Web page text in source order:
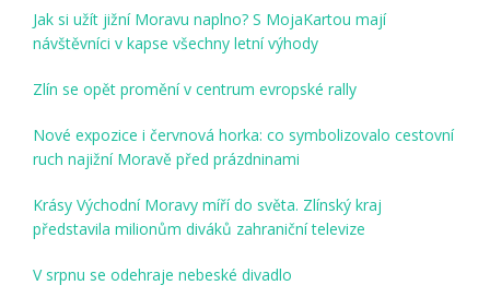
Jak si užít jižní Moravu naplno? S MojaKartou mají
návštěvníci v kapse všechny letní výhody
Zlín se opět promění v centrum evropské rally
Nové expozice i červnová horka: co symbolizovalo cestovní
ruch najižní Moravě před prázdninami
Krásy Východní Moravy míří do světa. Zlínský kraj
představila milionům diváků zahraniční televize
V srpnu se odehraje nebeské divadlo